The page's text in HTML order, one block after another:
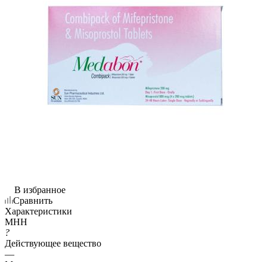
В избранное
Сравнить
Характеристики
МНН
?
Действующее вещество
—